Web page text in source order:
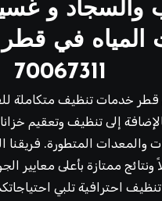
والسجاد و
المياه في
70067311
قطر خدمات تنظيف متكاملة
إلى تنظيف وتعقيم
والمعدات المتطورة.
ونتائج ممتازة بأعلى معايير
احترافية تلبي